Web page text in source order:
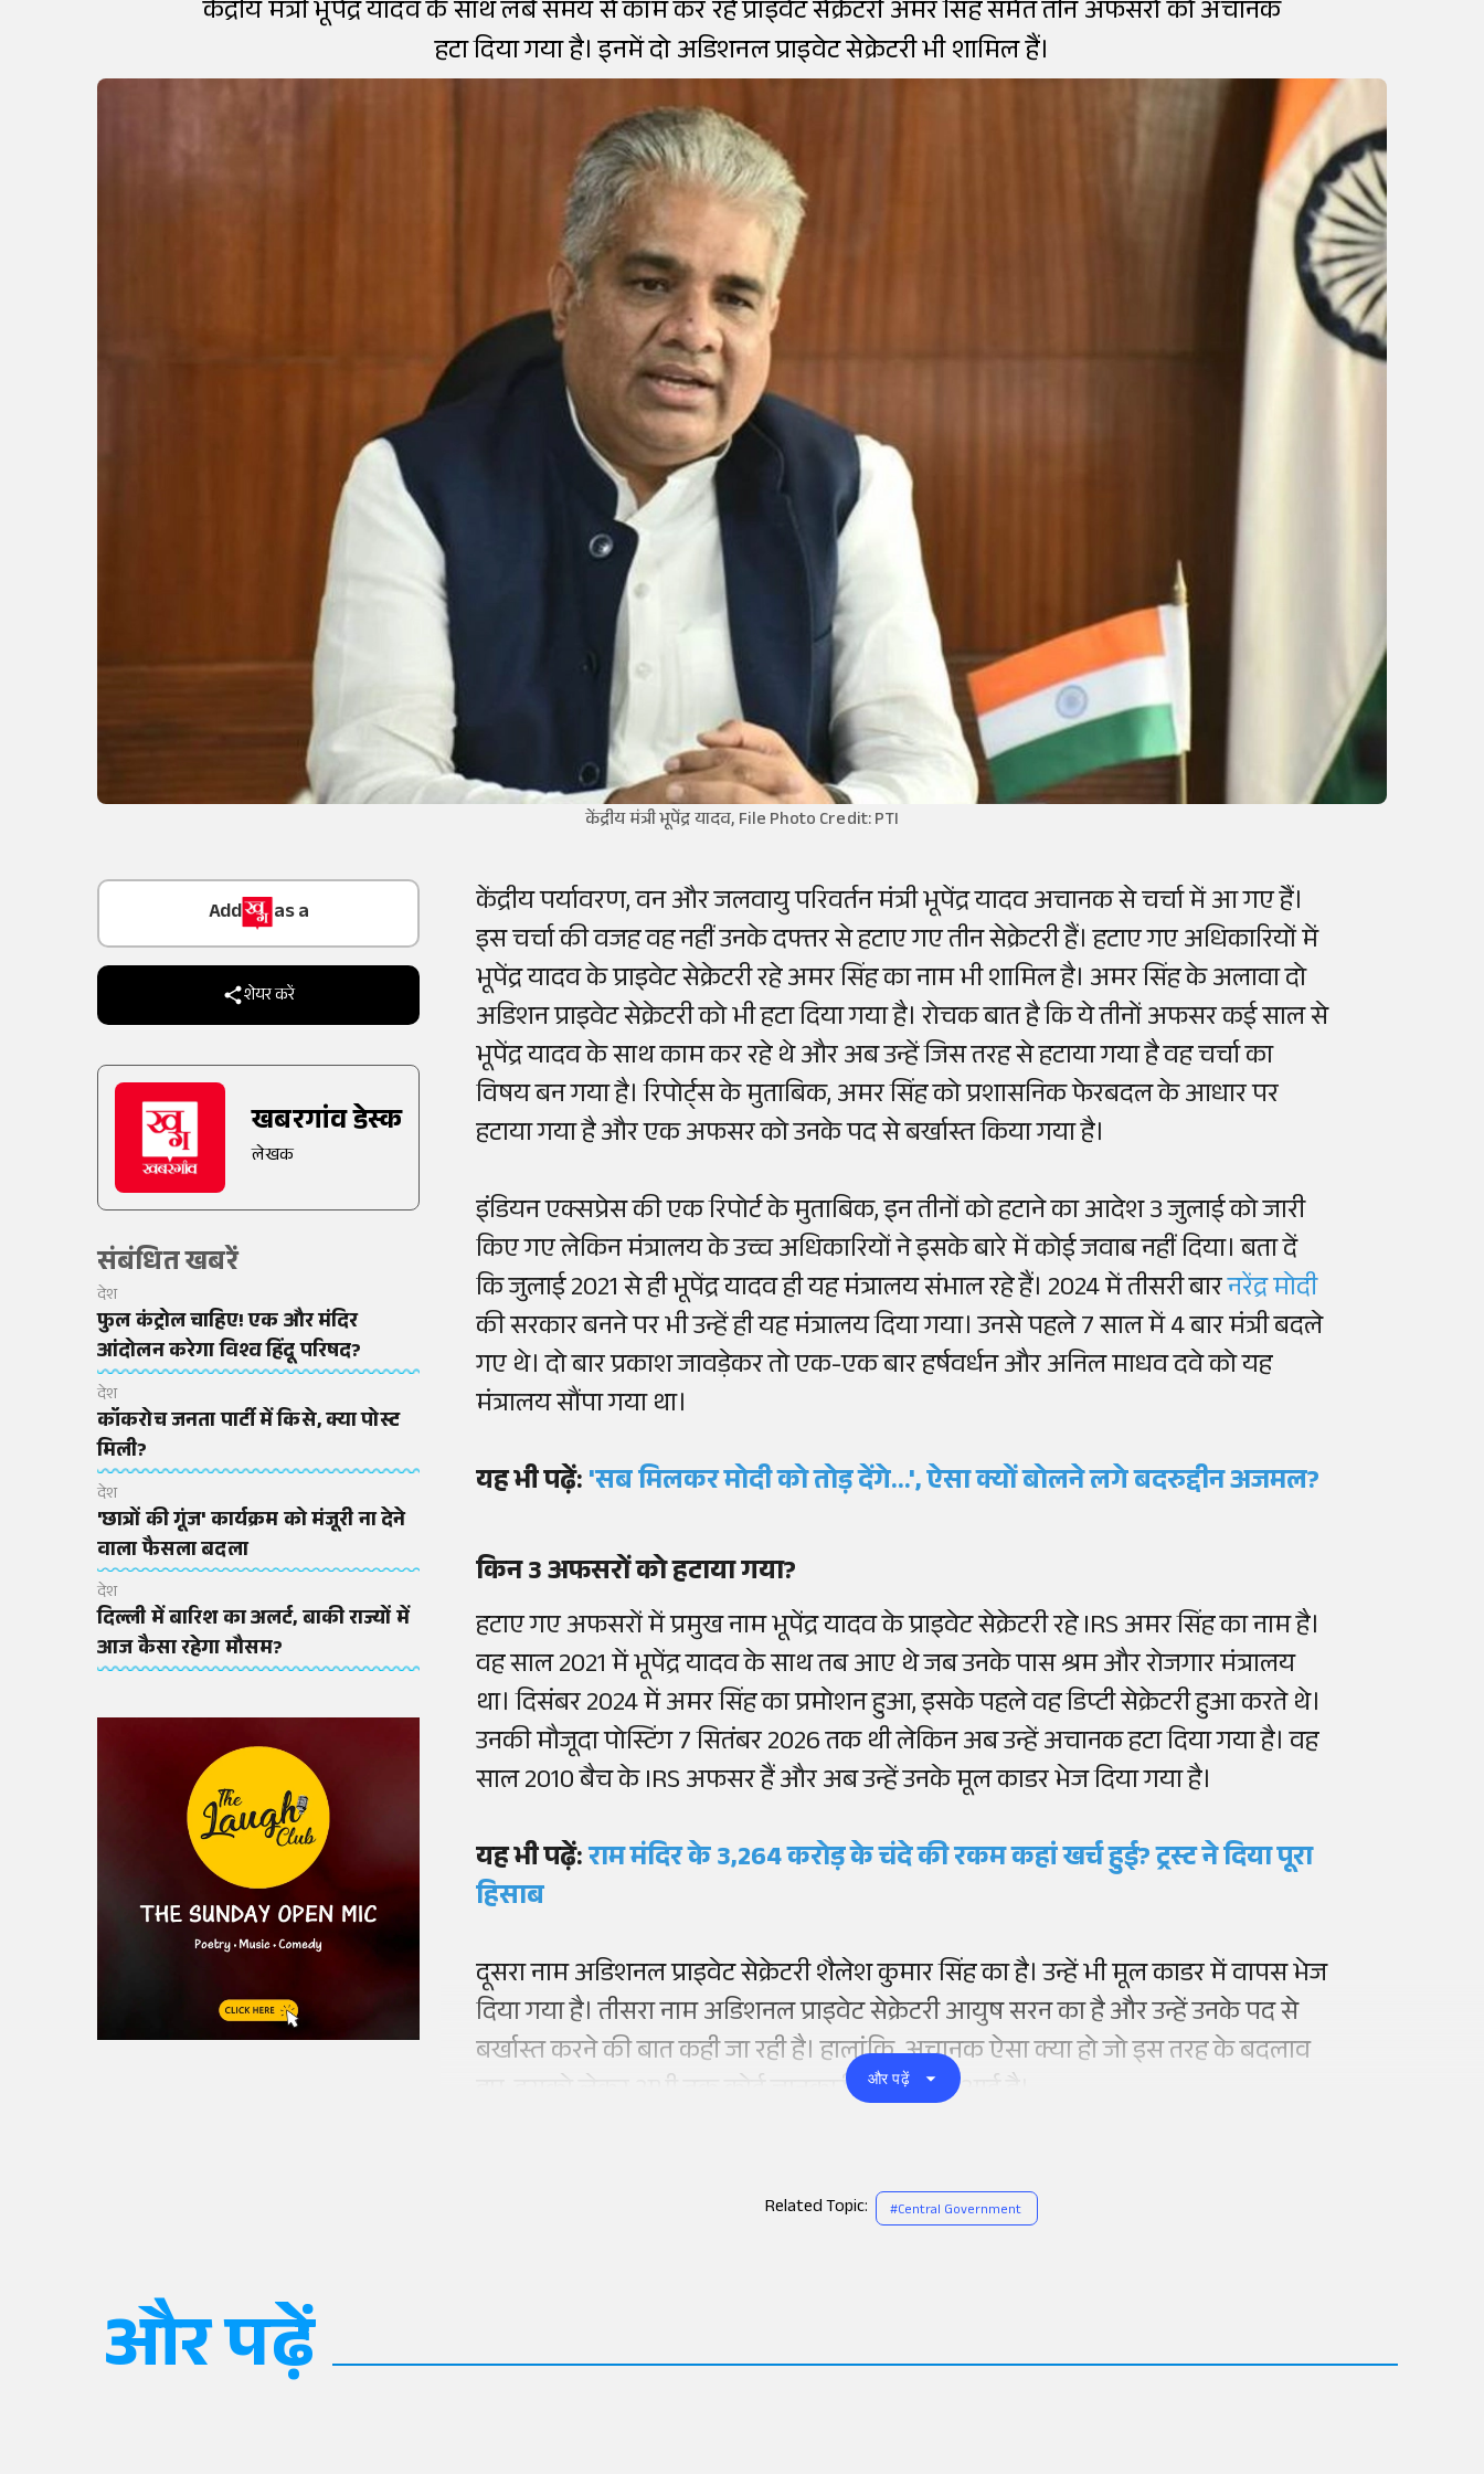
केंद्रीय मंत्री भूपेंद्र यादव के साथ लंबे समय से काम कर रहे प्राइवेट सेक्रेटरी अमर सिंह समेत तीन अफसरों को अचानक
हटा दिया गया है। इनमें दो अडिशनल प्राइवेट सेक्रेटरी भी शामिल हैं।
केंद्रीय मंत्री भूपेंद्र यादव, File Photo Credit: PTI
Trusted Source on
शेयर करें
खबरगांव डेस्क
लेखक
संबंधित खबरें
देश
फुल कंट्रोल चाहिए! एक और मंदिर
आंदोलन करेगा विश्व हिंदू परिषद?
देश
कॉकरोच जनता पार्टी में किसे, क्या पोस्ट
मिली?
देश
'छात्रों की गूंज' कार्यक्रम को मंजूरी ना देने
वाला फैसला बदला
देश
दिल्ली में बारिश का अलर्ट, बाकी राज्यों में
आज कैसा रहेगा मौसम?
केंद्रीय पर्यावरण, वन और जलवायु परिवर्तन मंत्री भूपेंद्र यादव अचानक से चर्चा में आ गए हैं।
इस चर्चा की वजह वह नहीं उनके दफ्तर से हटाए गए तीन सेक्रेटरी हैं। हटाए गए अधिकारियों में
भूपेंद्र यादव के प्राइवेट सेक्रेटरी रहे अमर सिंह का नाम भी शामिल है। अमर सिंह के अलावा दो
अडिशन प्राइवेट सेक्रेटरी को भी हटा दिया गया है। रोचक बात है कि ये तीनों अफसर कई साल से
भूपेंद्र यादव के साथ काम कर रहे थे और अब उन्हें जिस तरह से हटाया गया है वह चर्चा का
विषय बन गया है। रिपोर्ट्स के मुताबिक, अमर सिंह को प्रशासनिक फेरबदल के आधार पर
हटाया गया है और एक अफसर को उनके पद से बर्खास्त किया गया है।
इंडियन एक्सप्रेस की एक रिपोर्ट के मुताबिक, इन तीनों को हटाने का आदेश 3 जुलाई को जारी
किए गए लेकिन मंत्रालय के उच्च अधिकारियों ने इसके बारे में कोई जवाब नहीं दिया। बता दें
कि जुलाई 2021 से ही भूपेंद्र यादव ही यह मंत्रालय संभाल रहे हैं। 2024 में तीसरी बारनरेंद्र मोदी
की सरकार बनने पर भी उन्हें ही यह मंत्रालय दिया गया। उनसे पहले 7 साल में 4 बार मंत्री बदले
गए थे। दो बार प्रकाश जावड़ेकर तो एक-एक बार हर्षवर्धन और अनिल माधव दवे को यह
मंत्रालय सौंपा गया था।
यह भी पढ़ें:'सब मिलकर मोदी को तोड़ देंगे...', ऐसा क्यों बोलने लगे बदरुद्दीन अजमल?
किन 3 अफसरों को हटाया गया?
हटाए गए अफसरों में प्रमुख नाम भूपेंद्र यादव के प्राइवेट सेक्रेटरी रहे IRS अमर सिंह का नाम है।
वह साल 2021 में भूपेंद्र यादव के साथ तब आए थे जब उनके पास श्रम और रोजगार मंत्रालय
था। दिसंबर 2024 में अमर सिंह का प्रमोशन हुआ, इसके पहले वह डिप्टी सेक्रेटरी हुआ करते थे।
उनकी मौजूदा पोस्टिंग 7 सितंबर 2026 तक थी लेकिन अब उन्हें अचानक हटा दिया गया है। वह
साल 2010 बैच के IRS अफसर हैं और अब उन्हें उनके मूल काडर भेज दिया गया है।
यह भी पढ़ें:राम मंदिर के 3,264 करोड़ के चंदे की रकम कहां खर्च हुई? ट्रस्ट ने दिया पूरा
हिसाब
दूसरा नाम अडिशनल प्राइवेट सेक्रेटरी शैलेश कुमार सिंह का है। उन्हें भी मूल काडर में वापस भेज
दिया गया है। तीसरा नाम अडिशनल प्राइवेट सेक्रेटरी आयुष सरन का है और उन्हें उनके पद से
बर्खास्त करने की बात कही जा रही है। हालांकि, अचानक ऐसा क्या हो जो इस तरह के बदलाव
हुए, इसको लेकर अभी तक कोई जानकारी सामने नहीं आई है।
और पढ़ें
Related Topic: #Central Government
और पढ़ें